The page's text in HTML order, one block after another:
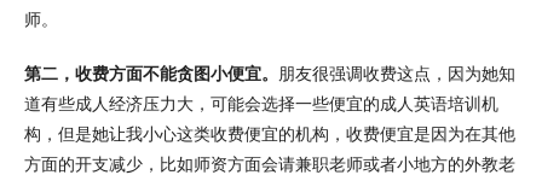
师。
第二，收费方面不能贪图小便宜。
朋友很强调收费这点，因为她知
道有些成人经济压力大，可能会选择一些便宜的成人英语培训机
构，但是她让我小心这类收费便宜的机构，收费便宜是因为在其他
方面的开支减少，比如师资方面会请兼职老师或者小地方的外教老